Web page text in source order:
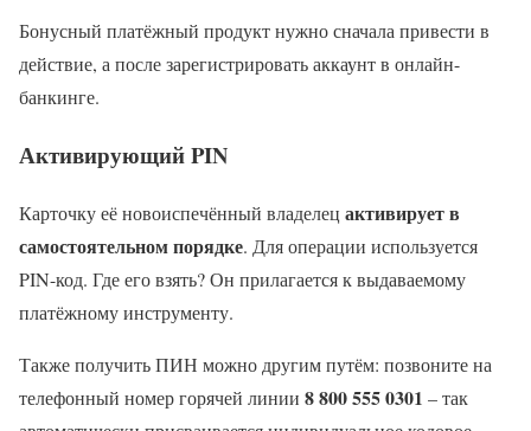
Бонусный платёжный продукт нужно сначала привести в
действие, а после зарегистрировать аккаунт в онлайн-
банкинге.
Активирующий PIN
Карточку её новоиспечённый владелец активирует в
самостоятельном порядке. Для операции используется
PIN-код. Где его взять? Он прилагается к выдаваемому
платёжному инструменту.
Также получить ПИН можно другим путём: позвоните на
телефонный номер горячей линии 8 800 555 0301 – так